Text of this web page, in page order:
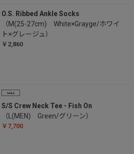
O.S. Ribbed Ankle Socks
（M(25-27cm) White×Grayge/ホワイ
ト×グレージュ）
￥2,860
S/S Crew Neck Tee - Fish On
（L(MEN) Green/グリーン）
￥7,700